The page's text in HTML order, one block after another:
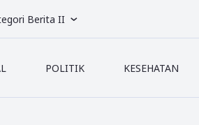
Berita II
POLITIK KESEHATAN